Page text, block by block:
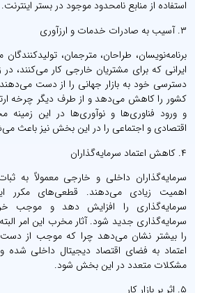
استفاده از منابع نامحدود موجود در بستر اینترنت.
۳. آسیب به صادرات خدمات و ارزآوری
برنامه‌نویسان، طراحان، مترجمان،
ایرانی که برای مشتریان خارجی کار می‌کنند،
دسترسی خود به بازار جهانی را از دست
کشور را کاهش می‌دهد و از طرف دیگر چرخه
و ورود فناوری‌ها و نوآوری‌ها در این زمینه
اقتصادی و اجتماعی را در این بخش نیز باعث
۴. کاهش اعتماد سرمایه‌گذاران
سرمایه‌گذاران داخلی و خارجی معمولاً به
اهمیت زیادی می‌دهند. قطعی‌های مکرر
سرمایه‌گذاری را افزایش دهد و موجب
سرمایه‌گذاری جدید شود. آثار مخرب این امر
را بیشتر نشان می‌دهد چرا که موجب از دست
اعتماد به فضای اقتصاد دیجیتال داخلی شده
مشکلات متعدد در این بخش شود.
۵. اثر بر بازار کار